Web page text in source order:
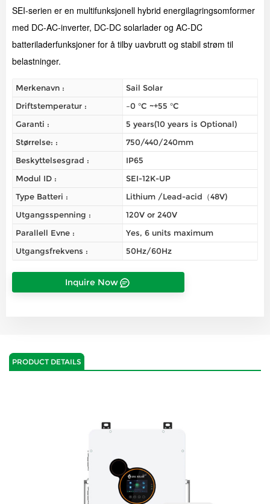
SEI-serien er en multifunksjonell hybrid energilagringsomformer
med DC-AC-inverter, DC-DC solarlader og AC-DC
batteriladerfunksjoner for å tilby uavbrutt og stabil strøm til
belastninger.
Merkenavn :
Sail Solar
Driftstemperatur :
–0 °C ~+55 °C
Garanti :
5 years(10 years is Optional)
Størrelse: :
750/440/240mm
Beskyttelsesgrad :
IP65
Modul ID :
SEI-12K-UP
Type Batteri :
Lithium /Lead-acid（48V)
Utgangsspenning :
120V or 240V
Parallell Evne :
Yes, 6 units maximum
Utgangsfrekvens :
50Hz/60Hz
Inquire Now
PRODUCT DETAILS